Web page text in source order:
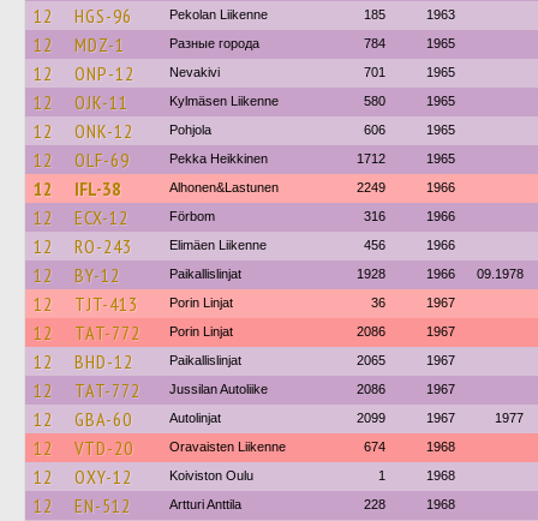
12 HGS-96 Pekolan Liikenne 185 1963
12 MDZ-1 Разные города 784 1965
12 ONP-12 Nevakivi 701 1965
12 OJK-11 Kylmäsen Liikenne 580 1965
12 ONK-12 Pohjola 606 1965
12 OLF-69 Pekka Heikkinen 1712 1965
12 IFL-38 Alhonen&Lastunen 2249 1966
12 ECX-12 Förbom 316 1966
12 RO-243 Elimäen Liikenne 456 1966
12 BY-12 Paikallislinjat 1928 1966 09.1978
12 TJT-413 Porin Linjat 36 1967
12 TAT-772 Porin Linjat 2086 1967
12 BHD-12 Paikallislinjat 2065 1967
12 TAT-772 Jussilan Autoliike 2086 1967
12 GBA-60 Autolinjat 2099 1967 1977
12 VTD-20 Oravaisten Liikenne 674 1968
12 OXY-12 Koiviston Oulu 1 1968
12 EN-512 Artturi Anttila 228 1968